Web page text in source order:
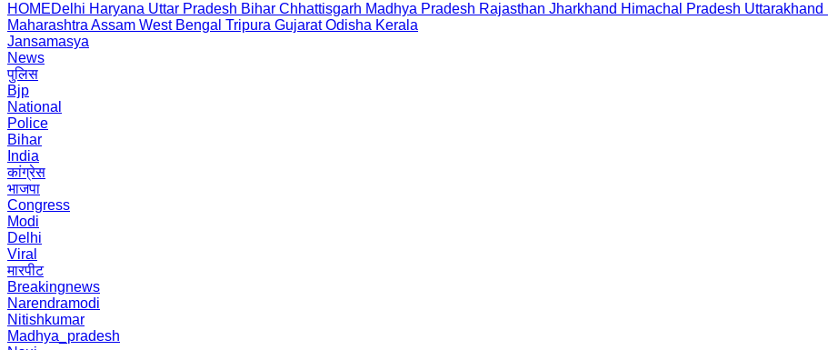
HOMEDelhi Haryana Uttar Pradesh Bihar Chhattisgarh Madhya Pradesh Rajasthan Jharkhand Himachal Pradesh Uttarakhand
Maharashtra Assam West Bengal Tripura Gujarat Odisha Kerala
Jansamasya
News
पुलिस
Bjp
National
Police
Bihar
India
कांग्रेस
भाजपा
Congress
Modi
Delhi
Viral
मारपीट
Breakingnews
Narendramodi
Nitishkumar
Madhya_pradesh